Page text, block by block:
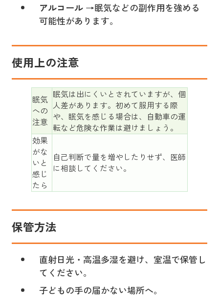
アルコール→眠気などの副作用を強める
可能性があります。
使用上の注意
眠気
への
注意
眠気は出にくいとされていますが、個
人差があります。初めて服用する際
や、眠気を感じる場合は、自動車の運
転など危険な作業は避けましょう。
効果
がな
いと
感じ
たら
自己判断で量を増やしたりせず、医師
に相談してください。
保管方法
直射日光・高温多湿を避け、室温で保管し
てください。
子どもの手の届かない場所へ。